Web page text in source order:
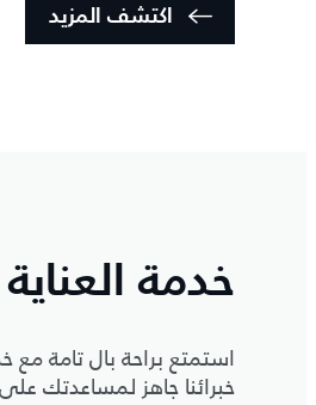
اكتشف المزيد
خدمة
استمتع براحة بال تامة
خبرائنا جاهز لمساعدتك